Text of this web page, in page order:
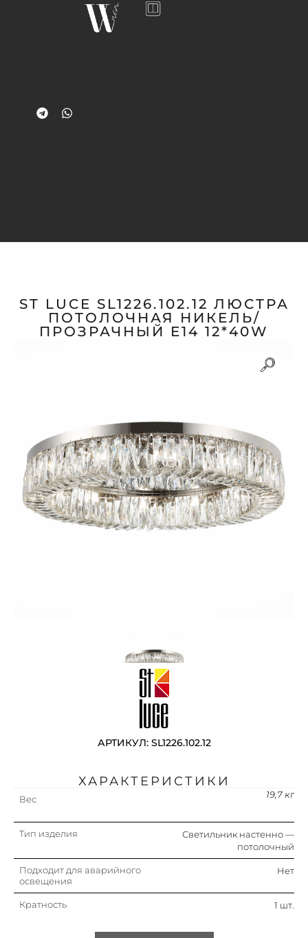
ST LUCE SL1226.102.12 ЛЮСТРА
ПОТОЛОЧНАЯ НИКЕЛЬ/
ПРОЗРАЧНЫЙ E14 12*40W
АРТИКУЛ: SL1226.102.12
ХАРАКТЕРИСТИКИ
Вес 19,7 кг
Тип изделия
Светильник настенно —
потолочный
Подходит для аварийного
освещения
Нет
Кратность 1 шт.